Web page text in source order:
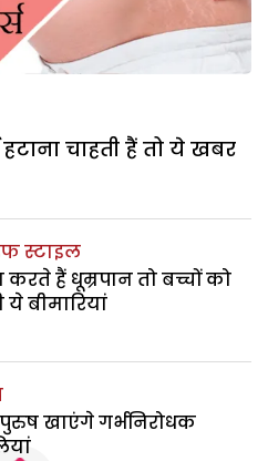
चाहती हैं तो ये खबर
स्टाइल
करते हैं धूम्रपान तो बच्चों को
ये बीमारियां
खाएंगे गर्भनिरोधक